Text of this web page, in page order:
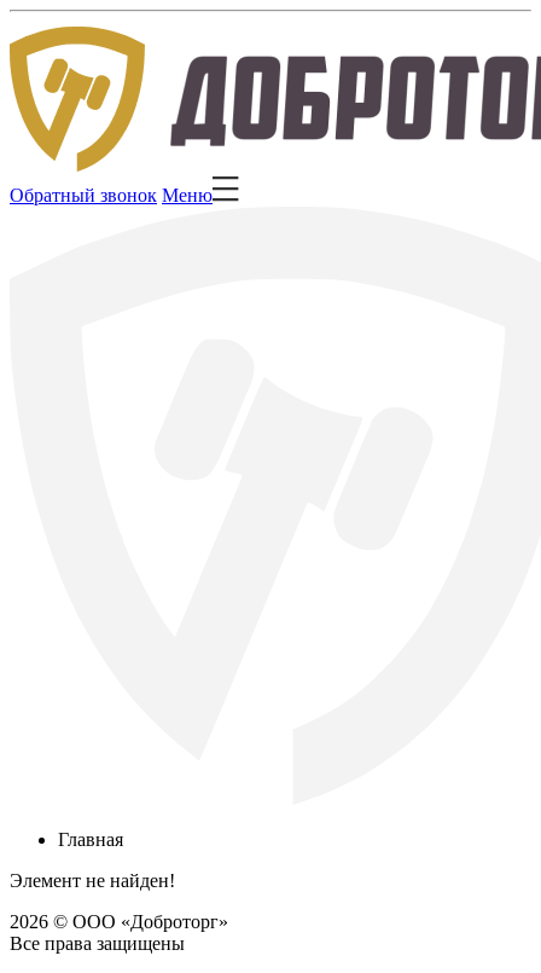
Обратный звонок Меню
Главная
Элемент не найден!
2026 © ООО «Доброторг»
Все права защищены